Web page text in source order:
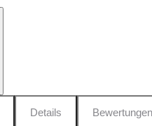
Details